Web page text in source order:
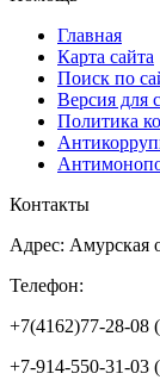
Главная
Карта сайта
Поиск по
Версия для
Политика
Контакты
Адрес: Амурская
Телефон:
+7(4162)77-28-08
+7-914-550-31-03